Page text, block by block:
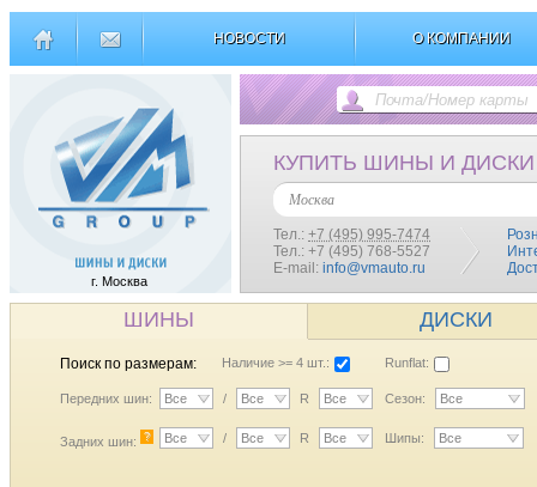
НОВОСТИ О КОМПАНИИ
г. Москва
КУПИТЬ ШИНЫ И ДИСКИ
Москва
Тел.: +7 (495) 995-7474
Тел.: +7 (495) 768-5527
E-mail: info@vmauto.ru
ШИНЫ ДИСКИ
Поиск по размерам: Наличие >= 4 шт.: Runflat:
Передних шин: Все / Все R Все Сезон: Все
Задних шин: ? Все / Все R Все Шипы: Все